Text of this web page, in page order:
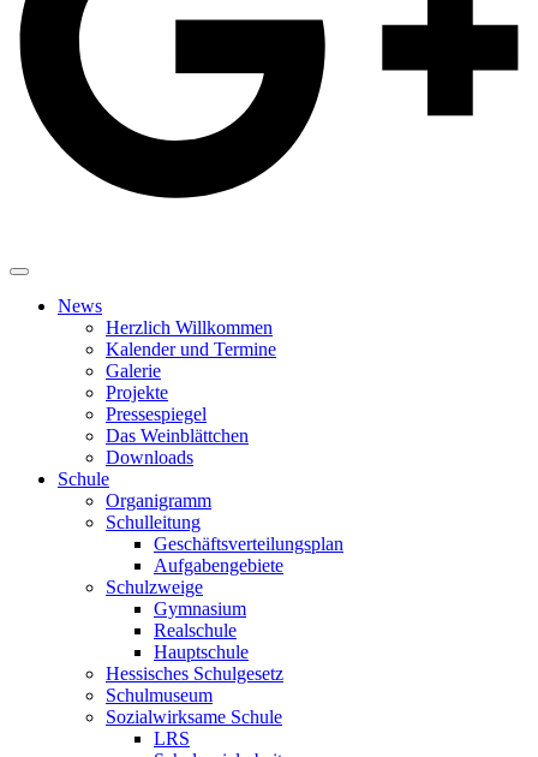
News
Herzlich Willkommen
Kalender und Termine
Galerie
Projekte
Pressespiegel
Das Weinblättchen
Downloads
Schule
Organigramm
Schulleitung
Geschäftsverteilungsplan
Aufgabengebiete
Schulzweige
Gymnasium
Realschule
Hauptschule
Hessisches Schulgesetz
Schulmuseum
Sozialwirksame Schule
LRS